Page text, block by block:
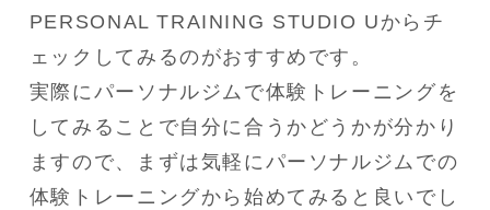
PERSONAL TRAINING STUDIO Uからチ
ェックしてみるのがおすすめです。
実際にパーソナルジムで体験トレーニングを
してみることで自分に合うかどうかが分かり
ますので、まずは気軽にパーソナルジムでの
体験トレーニングから始めてみると良いでし